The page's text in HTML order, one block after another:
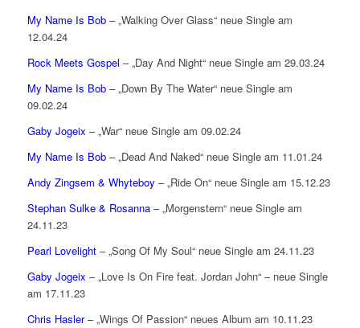
My Name Is Bob– „Walking Over Glass“ neue Single am
12.04.24
Rock Meets Gospel – „Day And Night“ neue Single am 29.03.24
My Name Is Bob– „Down By The Water“ neue Single am
09.02.24
Gaby Jogeix – „War“ neue Single am 09.02.24
My Name Is Bob– „Dead And Naked“ neue Single am 11.01.24
Andy Zingsem & Whyteboy – „Ride On“ neue Single am 15.12.23
Stephan Sulke & Rosanna– „Morgenstern“ neue Single am
24.11.23
Pearl Lovelight– „Song Of My Soul“ neue Single am 24.11.23
Gaby Jogeix – „Love Is On Fire feat. Jordan John“ – neue Single
am 17.11.23
Chris Hasler– „Wings Of Passion“ neues Album am 10.11.23